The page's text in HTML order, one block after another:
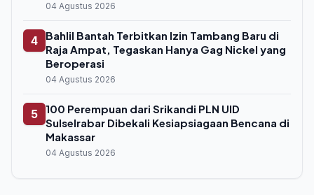
04 Agustus 2026
4
Bahlil Bantah Terbitkan Izin Tambang Baru di
Raja Ampat, Tegaskan Hanya Gag Nickel yang
Beroperasi
04 Agustus 2026
5
100 Perempuan dari Srikandi PLN UID
Sulselrabar Dibekali Kesiapsiagaan Bencana di
Makassar
04 Agustus 2026